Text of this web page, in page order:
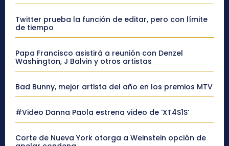
Twitter prueba la función de editar, pero con límite
de tiempo
Papa Francisco asistirá a reunión con Denzel
Washington, J Balvin y otros artistas
Bad Bunny, mejor artista del año en los premios MTV
#Video Danna Paola estrena video de ‘XT4S1S’
Corte de Nueva York otorga a Weinstein opción de